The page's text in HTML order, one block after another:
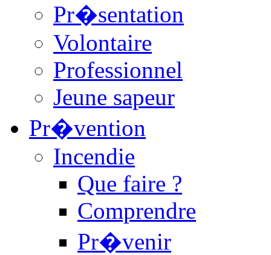
Pr�sentation
Volontaire
Professionnel
Jeune sapeur
Pr�vention
Incendie
Que faire ?
Comprendre
Pr�venir